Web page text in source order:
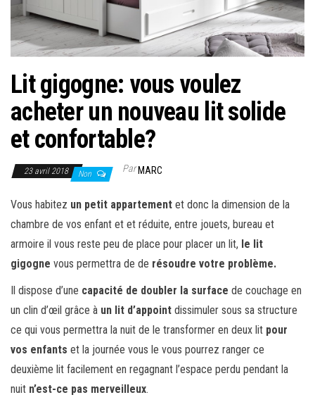
Lit gigogne: vous voulez
acheter un nouveau lit solide
et confortable?
23 avril 2018 Non ParMARC
Vous habitez un petit appartement et donc la dimension de la
chambre de vos enfant et et réduite, entre jouets, bureau et
armoire il vous reste peu de place pour placer un lit, le lit
gigogne vous permettra de de résoudre votre problème.
Il dispose d’une capacité de doubler la surface de couchage en
un clin d’œil grâce à un lit d’appoint dissimuler sous sa structure
ce qui vous permettra la nuit de le transformer en deux lit pour
vos enfants et la journée vous le vous pourrez ranger ce
deuxième lit facilement en regagnant l’espace perdu pendant la
nuit n’est-ce pas merveilleux.